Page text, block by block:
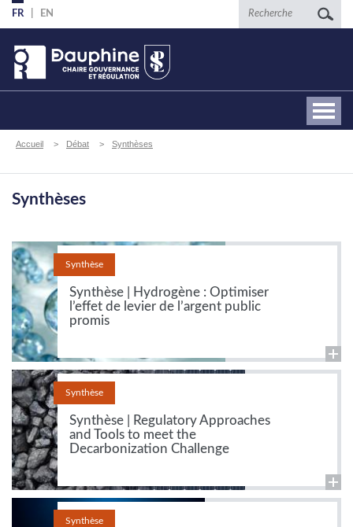
Aller
au
contenu
principal
FR EN Recherche
Fil
Accueil Débat Synthèses
Synthèses
Synthèse
Synthèse | Hydrogène : Optimiser
l’effet de levier de l’argent public
promis
Synthèse
Synthèse | Regulatory Approaches
and Tools to meet the
Decarbonization Challenge
Synthèse